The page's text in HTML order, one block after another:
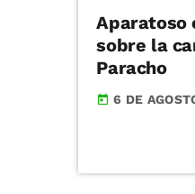
Aparatoso
sobre la
Paracho
today 6 DE